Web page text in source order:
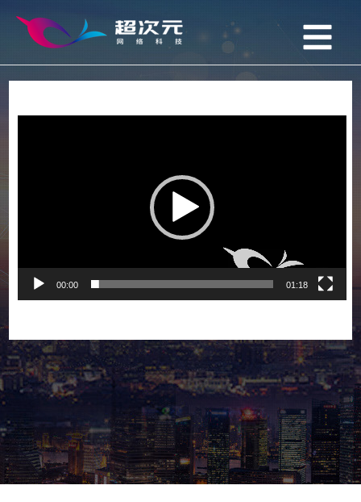
00:00 01:18